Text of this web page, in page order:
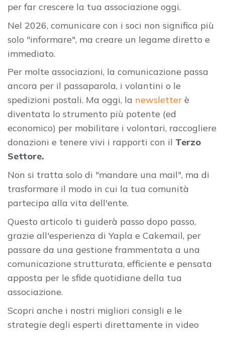
per far crescere la tua associazione oggi.
Nel 2026, comunicare con i soci non significa più
solo "informare", ma creare un legame diretto e
immediato.
Per molte associazioni, la comunicazione passa
ancora per il passaparola, i volantini o le
spedizioni postali. Ma oggi, la newsletter è
diventata lo strumento più potente (ed
economico) per mobilitare i volontari, raccogliere
donazioni e tenere vivi i rapporti con il Terzo
Settore.
Non si tratta solo di "mandare una mail", ma di
trasformare il modo in cui la tua comunità
partecipa alla vita dell'ente.
Questo articolo ti guiderà passo dopo passo,
grazie all'esperienza di Yapla e Cakemail, per
passare da una gestione frammentata a una
comunicazione strutturata, efficiente e pensata
apposta per le sfide quotidiane della tua
associazione.
Scopri anche i nostri migliori consigli e le
strategie degli esperti direttamente in video